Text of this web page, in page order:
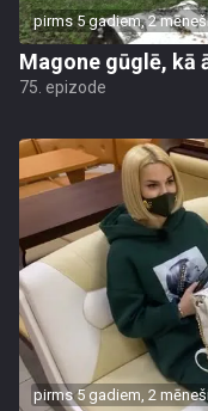
pirms 5 gadiem, 2
Magone gūglē, kā
75. epizode
pirms 5 gadiem, 2